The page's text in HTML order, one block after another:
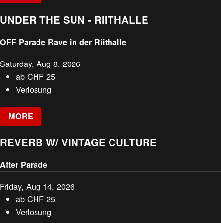
UNDER THE SUN - RIITHALLE
OFF Parade Rave in der Riithalle
Saturday, Aug 8, 2026
abCHF 25
Verlosung
MORE
REVERB W/ VINTAGE CULTURE
After Parade
Friday, Aug 14, 2026
abCHF 25
Verlosung